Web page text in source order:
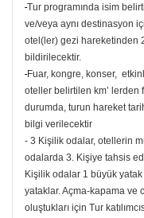
-Tur programında isim
ve/veya aynı destinasyon
otel(ler) gezi hareketinden
bildirilecektir.
-Fuar, kongre, konser,
oteller belirtilen km’ lerden
durumda, turun hareket
bilgi verilecektir
- 3 Kişilik odalar, otellerin
odalarda 3. Kişiye tahsis
Kişilik odalar 1 büyük
yataklar. Açma-kapama ve
oluştukları için Tur